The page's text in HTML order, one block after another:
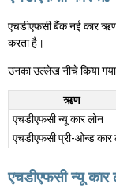
एचडीएफसी बैंक नई कार ऋण
करता है।
उनका उल्लेख नीचे किया
ऋण
एचडीएफसी न्यू कार लोन
एचडीएफसी प्री-ओन्ड कार
एचडीएफसी न्यू कार